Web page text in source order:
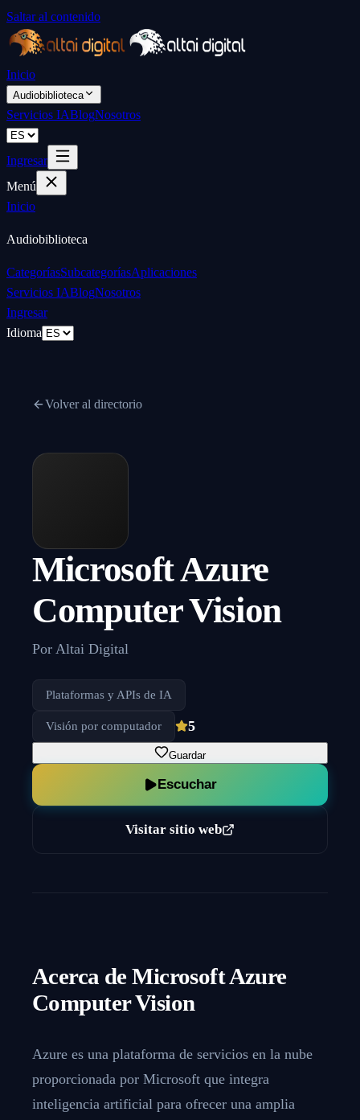
Saltar al contenido
Inicio
Audiobiblioteca
Servicios IABlogNosotros
Ingresar
Menú
Inicio
Audiobiblioteca
CategoríasSubcategoríasAplicaciones
Servicios IABlogNosotros
Ingresar
Idioma
Volver al directorio
Microsoft Azure
Computer Vision
Por Altai Digital
Plataformas y APIs de IA
Visión por computador 5
Guardar
Escuchar
Visitar sitio web
Acerca de Microsoft Azure
Computer Vision
Azure es una plataforma de servicios en la nube
proporcionada por Microsoft que integra
inteligencia artificial para ofrecer una amplia